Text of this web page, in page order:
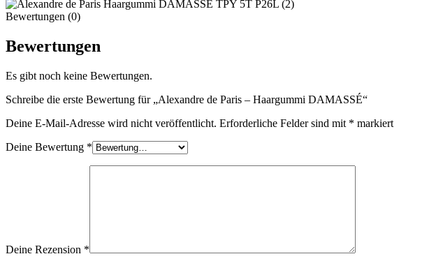
Bewertungen (0)
Bewertungen
Es gibt noch keine Bewertungen.
Schreibe die erste Bewertung für „Alexandre de Paris – Haargummi DAMASSÉ“
Deine E-Mail-Adresse wird nicht veröffentlicht. Erforderliche Felder sind mit * markiert
Deine Bewertung *
Deine Rezension *